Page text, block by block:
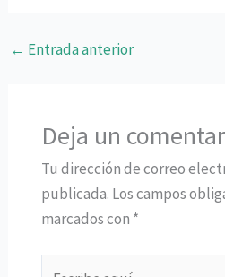
← Entrada anterior
Deja un
Tu dirección de correo
publicada. Los campos
marcados con *